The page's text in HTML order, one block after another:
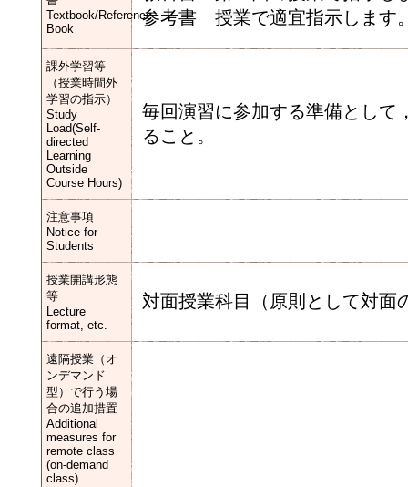
Textbook/Reference
Book
参考書 授業で適宜指示します
課外学習等
（授業時間外
学習の指示）
Study
Load(Self-
directed
Learning
Outside
Course Hours)
毎回演習に参加する準備として
ること。
注意事項
Notice for
Students
授業開講形態
等
Lecture
format, etc.
対面授業科目（原則として対面
遠隔授業（オ
ンデマンド
型）で行う場
合の追加措置
Additional
measures for
remote class
(on-demand
class)